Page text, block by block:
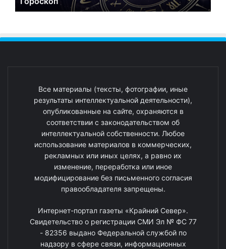
Все материалы (тексты, фотографии, иные
результаты интеллектуальной деятельности),
опубликованные на сайте, охраняются в
соответствии с законодательством об
интеллектуальной собственности. Любое
использование материалов в коммерческих,
рекламных или иных целях, а равно их
изменение, переработка или иное
модифицирование без письменного согласия
правообладателя запрещены.
Интернет-портал газеты «Крайний Север».
Свидетельство о регистрации СМИ Эл № ФС 77
- 82356 выдано Федеральной службой по
надзору в сфере связи, информационных